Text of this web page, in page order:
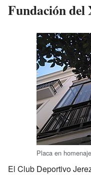
Fundación del
Placa en
El Club Deportivo